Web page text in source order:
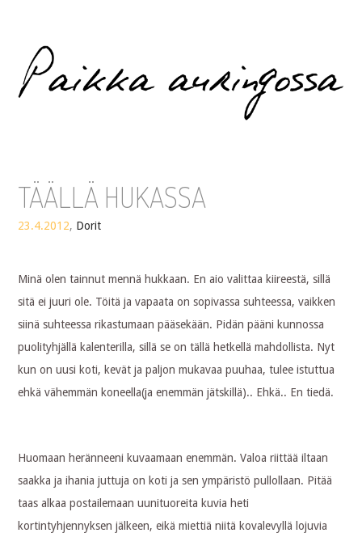
Paikka auringossa
TÄÄLLÄ HUKASSA
23.4.2012, Dorit
Minä olen tainnut mennä hukkaan. En aio valittaa kiireestä, sillä
sitä ei juuri ole. Töitä ja vapaata on sopivassa suhteessa, vaikken
siinä suhteessa rikastumaan pääsekään. Pidän pääni kunnossa
puolityhjällä kalenterilla, sillä se on tällä hetkellä mahdollista. Nyt
kun on uusi koti, kevät ja paljon mukavaa puuhaa, tulee istuttua
ehkä vähemmän koneella(ja enemmän jätskillä).. Ehkä.. En tiedä.
Huomaan heränneeni kuvaamaan enemmän. Valoa riittää iltaan
saakka ja ihania juttuja on koti ja sen ympäristö pullollaan. Pitää
taas alkaa postailemaan uunituoreita kuvia heti
kortintyhjennyksen jälkeen, eikä miettiä niitä kovalevyllä lojuvia